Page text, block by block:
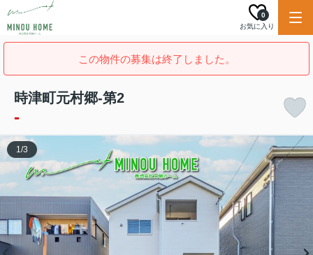
お気に入り
0
この物件の募集は終了しました。
時津町元村郷-第2
-
1/3